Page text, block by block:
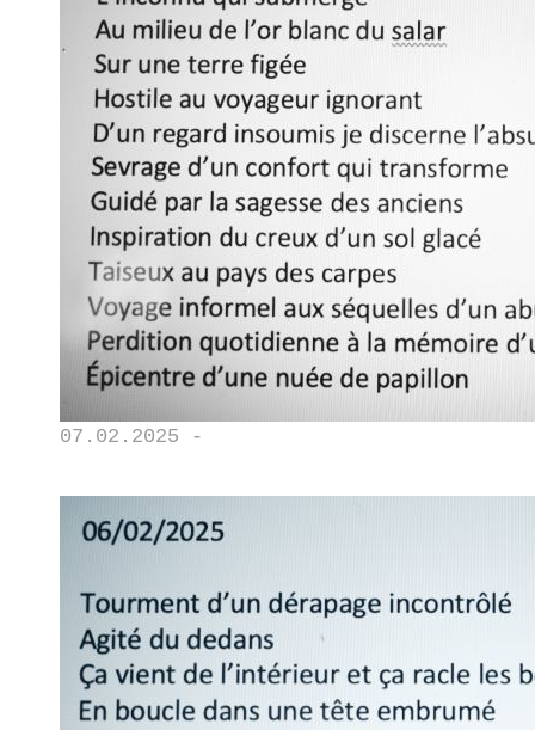
07.02.2025 -